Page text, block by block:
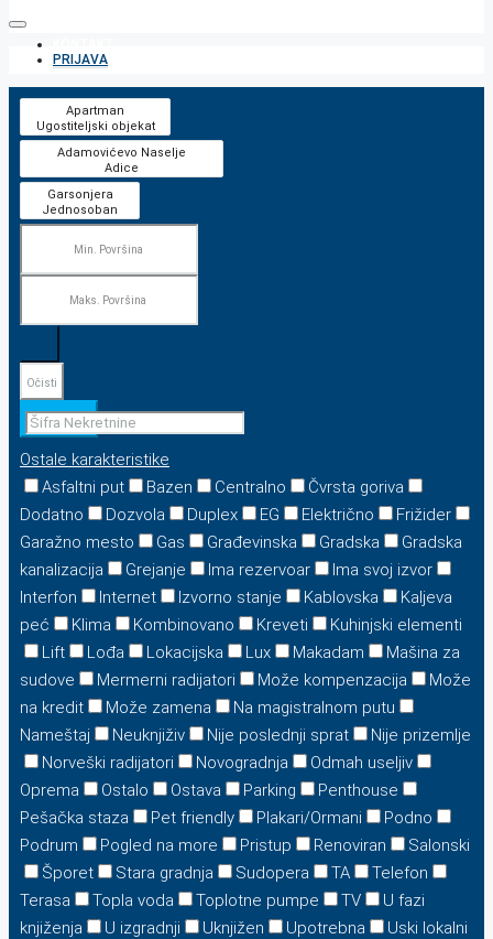
PRIJAVA
Očisti
Pretraga
Ostale karakteristike
Asfaltni put
Bazen Centralno
Čvrsta goriva
Dodatno
Dozvola Duplex EG Električno
Frižider
Garažno mesto
Gas Građevinska Gradska
Gradska
kanalizacija
Grejanje Ima rezervoar
Ima svoj izvor
Interfon
Internet Izvorno stanje Kablovska
Kaljeva
peć
Klima Kombinovano Kreveti
Kuhinjski elementi
Lift
Lođa Lokacijska Lux Makadam
Mašina za
sudove
Mermerni radijatori Može kompenzacija
Može
na kredit
Može zamena
Na magistralnom putu
Nameštaj
Neuknjiživ Nije poslednji sprat
Nije prizemlje
Norveški radijatori
Novogradnja
Odmah useljiv
Oprema
Ostalo Ostava Parking
Penthouse
Pešačka staza
Pet friendly Plakari/Ormani
Podno
Podrum
Pogled na more Pristup Renoviran
Salonski
Šporet
Stara gradnja Sudopera TA
Telefon
Terasa
Topla voda Toplotne pumpe TV
U fazi
knjiženja
U izgradnji Uknjižen Upotrebna
Uski lokalni